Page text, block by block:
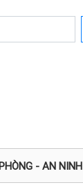
- AN NINH